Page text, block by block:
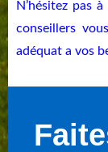
N’hésitez pas
conseillers
adéquat a vos